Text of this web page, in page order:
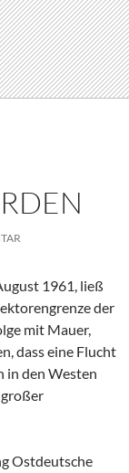
1961, ließ
der
mit Mauer,
dass eine Flucht
in den Westen
Ostdeutsche